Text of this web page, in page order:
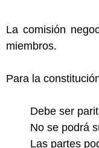
La comisión
miembros.
Para la
Debe ser
No se podrá
Las partes